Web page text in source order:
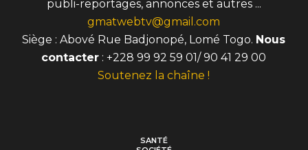
publi-reportages, annonces et autres ...
gmatwebtv@gmail.com
Siège : Abové Rue Badjonopé, Lomé Togo. Nous
contacter : +228 99 92 59 01/ 90 41 29 00
Soutenez la chaîne !
SANTÉ